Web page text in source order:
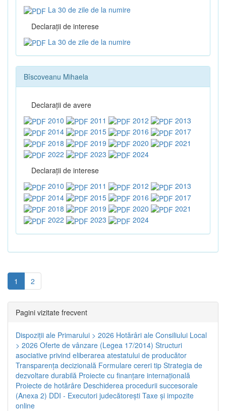
La 30 de zile de la numire
Declaraţii de interese
La 30 de zile de la numire
Bîscoveanu Mihaela
Declaraţii de avere
2010
2011 2012
2013
2014
2015 2016
2017
2018
2019 2020
2021
2022
2023
2024
Declaraţii de interese
2010
2011 2012
2013
2014
2015 2016
2017
2018
2019 2020
2021
2022
2023 2024
1 2
Pagini vizitate frecvent
Dispoziţii ale Primarului > 2026 Hotărâri ale Consiliului Local
> 2026 Oferte de vânzare (Legea 17/2014) Structuri
asociative privind eliberarea atestatului de producător
Transparenţa decizională Formulare cereri tip Strategia de
dezvoltare durabilă Proiecte cu finanţare internaţională
Proiecte de hotărâre Deschiderea procedurii succesorale
(Anexa 2) DDI - Executori judecătorești Taxe şi impozite
online